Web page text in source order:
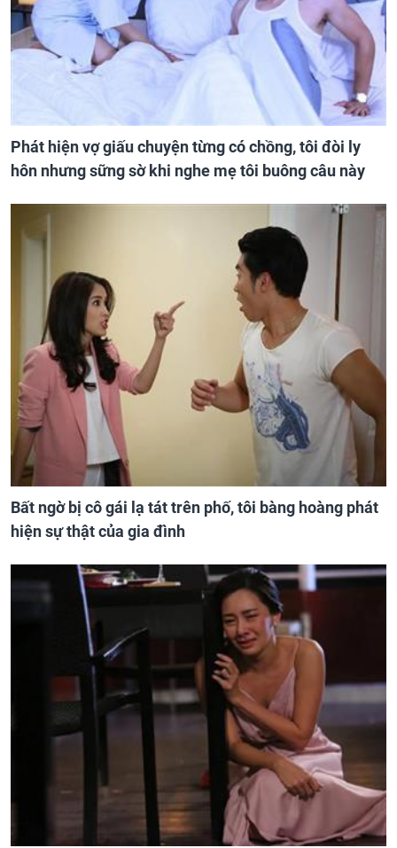
Phát hiện vợ giấu chuyện từng có chồng, tôi đòi ly
hôn nhưng sững sờ khi nghe mẹ tôi buông câu này
Bất ngờ bị cô gái lạ tát trên phố, tôi bàng hoàng phát
hiện sự thật của gia đình